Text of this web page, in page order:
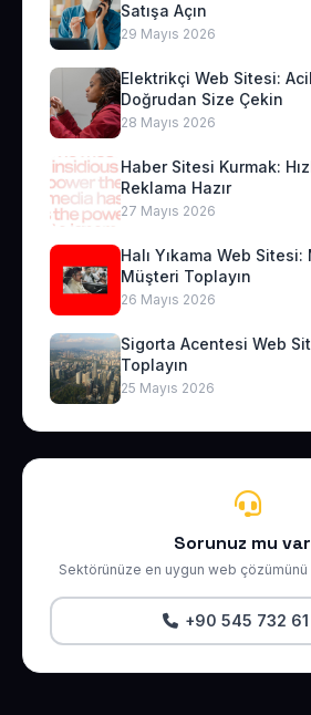
Satışa Açın
29 Mayıs 2026
Elektrikçi Web Sitesi: Acil
Doğrudan Size Çekin
28 Mayıs 2026
Haber Sitesi Kurmak:
Reklama Hazır
27 Mayıs 2026
Halı Yıkama Web
Müşteri Toplayın
26 Mayıs 2026
Sigorta Acentesi Web
Toplayın
25 Mayıs 2026
Sorunuz mu
Sektörünüze en uygun web
+90 545 732